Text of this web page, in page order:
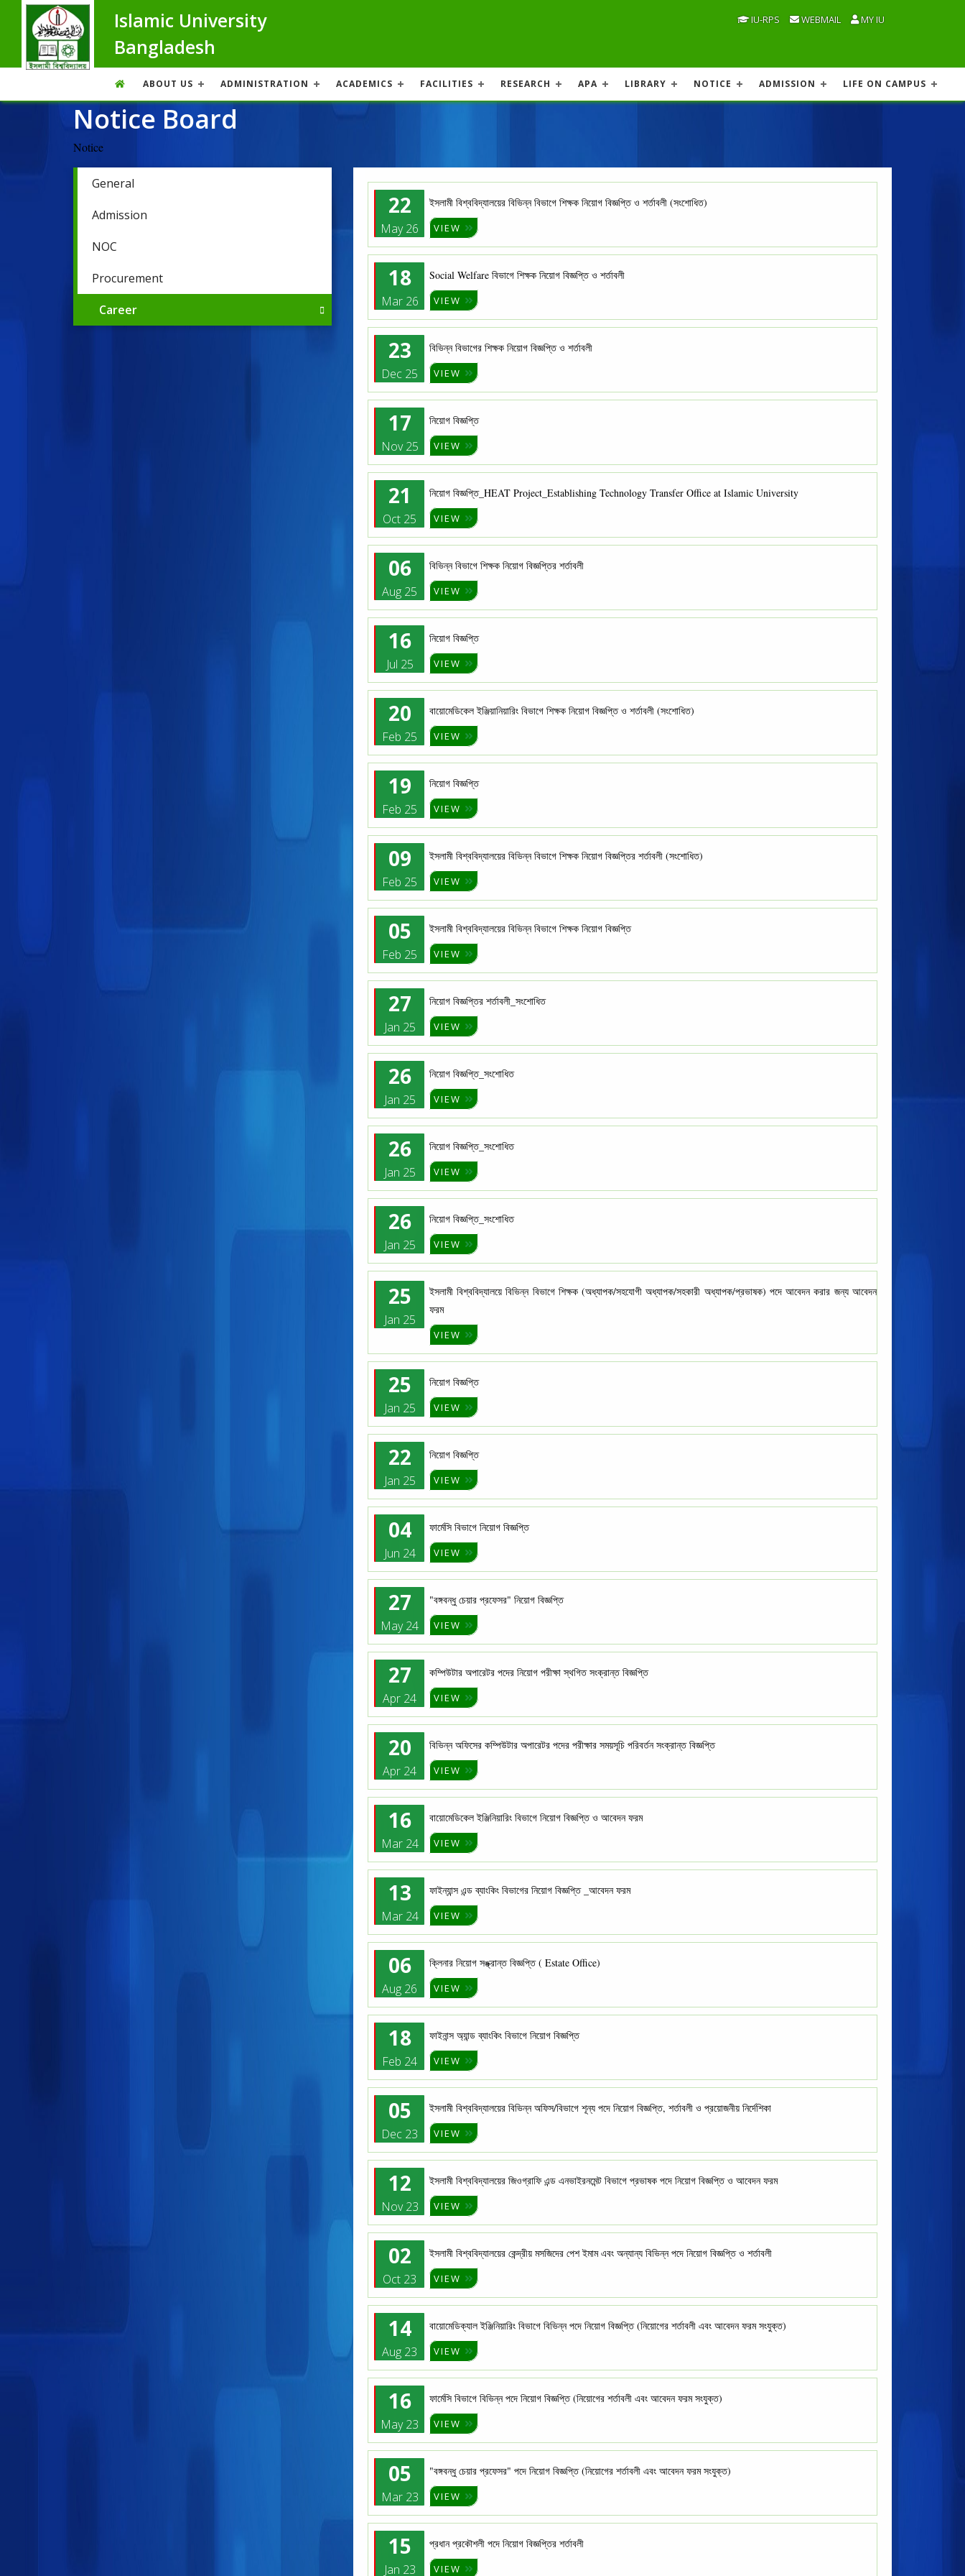
Islamic University
Bangladesh
IU-RPS WEBMAIL MY IU
ABOUT US ADMINISTRATION ACADEMICS FACILITIES RESEARCH APA LIBRARY NOTICE ADMISSION LIFE ON CAMPUS
Notice Board
Notice
General
Admission
NOC
Procurement
Career
22
May 26
ইসলামী বিশ্ববিদ্যালয়ের বিভিন্ন বিভাগে শিক্ষক নিয়োগ বিজ্ঞপ্তি ও শর্তাবলী (সংশোধিত)
VIEW
18
Mar 26
Social Welfare বিভাগে শিক্ষক নিয়োগ বিজ্ঞপ্তি ও শর্তাবলী
VIEW
23
Dec 25
বিভিন্ন বিভাগের শিক্ষক নিয়োগ বিজ্ঞপ্তি ও শর্তাবলী
VIEW
17
Nov 25
নিয়োগ বিজ্ঞপ্তি
VIEW
21
Oct 25
নিয়োগ বিজ্ঞপ্তি_HEAT Project_Establishing Technology Transfer Office at Islamic University
VIEW
06
Aug 25
বিভিন্ন বিভাগে শিক্ষক নিয়োগ বিজ্ঞপ্তির শর্তাবলী
VIEW
16
Jul 25
নিয়োগ বিজ্ঞপ্তি
VIEW
20
Feb 25
বায়োমেডিকেল ইঞ্জিয়ানিয়ারিং বিভাগে শিক্ষক নিয়োগ বিজ্ঞপ্তি ও শর্তাবলী (সংশোধিত)
VIEW
19
Feb 25
নিয়োগ বিজ্ঞপ্তি
VIEW
09
Feb 25
ইসলামী বিশ্ববিদ্যালয়ের বিভিন্ন বিভাগে শিক্ষক নিয়োগ বিজ্ঞপ্তির শর্তাবলী (সংশোধিত)
VIEW
05
Feb 25
ইসলামী বিশ্ববিদ্যালয়ের বিভিন্ন বিভাগে শিক্ষক নিয়োগ বিজ্ঞপ্তি
VIEW
27
Jan 25
নিয়োগ বিজ্ঞপ্তির শর্তাবলী_সংশোধিত
VIEW
26
Jan 25
নিয়োগ বিজ্ঞপ্তি_সংশোধিত
VIEW
26
Jan 25
নিয়োগ বিজ্ঞপ্তি_সংশোধিত
VIEW
26
Jan 25
নিয়োগ বিজ্ঞপ্তি_সংশোধিত
VIEW
25
Jan 25
ইসলামী বিশ্ববিদ্যালয়ে বিভিন্ন বিভাগে শিক্ষক (অধ্যাপক/সহযোগী অধ্যাপক/সহকারী অধ্যাপক/প্রভাষক) পদে আবেদন করার জন্য আবেদন
ফরম
VIEW
25
Jan 25
নিয়োগ বিজ্ঞপ্তি
VIEW
22
Jan 25
নিয়োগ বিজ্ঞপ্তি
VIEW
04
Jun 24
ফার্মেসি বিভাগে নিয়োগ বিজ্ঞপ্তি
VIEW
27
May 24
"বঙ্গবন্ধু চেয়ার প্রফেসর" নিয়োগ বিজ্ঞপ্তি
VIEW
27
Apr 24
কম্পিউটার অপারেটর পদের নিয়োগ পরীক্ষা স্থগিত সংক্রান্ত বিজ্ঞপ্তি
VIEW
20
Apr 24
বিভিন্ন অফিসের কম্পিউটার অপারেটর পদের পরীক্ষার সময়সূচি পরিবর্তন সংক্রান্ত বিজ্ঞপ্তি
VIEW
16
Mar 24
বায়োমেডিকেল ইঞ্জিনিয়ারিং বিভাগে নিয়োগ বিজ্ঞপ্তি ও আবেদন ফরম
VIEW
13
Mar 24
ফাইন্যান্স এন্ড ব্যাংকিং বিভাগের নিয়োগ বিজ্ঞপ্তি _আবেদন ফরম
VIEW
06
Aug 26
ক্লিনার নিয়োগ সঙ্ক্রান্ত বিজ্ঞপ্তি ( Estate Office)
VIEW
18
Feb 24
ফাইনান্স অ্যান্ড ব্যাংকিং বিভাগে নিয়োগ বিজ্ঞপ্তি
VIEW
05
Dec 23
ইসলামী বিশ্ববিদ্যালয়ের বিভিন্ন অফিস/বিভাগে শূন্য পদে নিয়োগ বিজ্ঞপ্তি, শর্তাবলী ও প্রয়োজনীয় নির্দেশিকা
VIEW
12
Nov 23
ইসলামী বিশ্ববিদ্যালয়ের জিওগ্রাফি এন্ড এনভাইরনমেন্ট বিভাগে প্রভাষক পদে নিয়োগ বিজ্ঞপ্তি ও আবেদন ফরম
VIEW
02
Oct 23
ইসলামী বিশ্ববিদ্যালয়ের কেন্দ্রীয় মসজিদের পেশ ইমাম এবং অন্যান্য বিভিন্ন পদে নিয়োগ বিজ্ঞপ্তি ও শর্তাবলী
VIEW
14
Aug 23
বায়োমেডিক্যাল ইঞ্জিনিয়ারিং বিভাগে বিভিন্ন পদে নিয়োগ বিজ্ঞপ্তি (নিয়োগের শর্তাবলী এবং আবেদন ফরম সংযুক্ত)
VIEW
16
May 23
ফার্মেসি বিভাগে বিভিন্ন পদে নিয়োগ বিজ্ঞপ্তি (নিয়োগের শর্তাবলী এবং আবেদন ফরম সংযুক্ত)
VIEW
05
Mar 23
"বঙ্গবন্ধু চেয়ার প্রফেসর" পদে নিয়োগ বিজ্ঞপ্তি (নিয়োগের শর্তাবলী এবং আবেদন ফরম সংযুক্ত)
VIEW
15
Jan 23
প্রধান প্রকৌশলী পদে নিয়োগ বিজ্ঞপ্তির শর্তাবলী
VIEW